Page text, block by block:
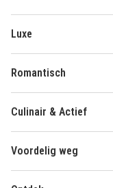
Luxe
Romantisch
Culinair & Actief
Voordelig weg